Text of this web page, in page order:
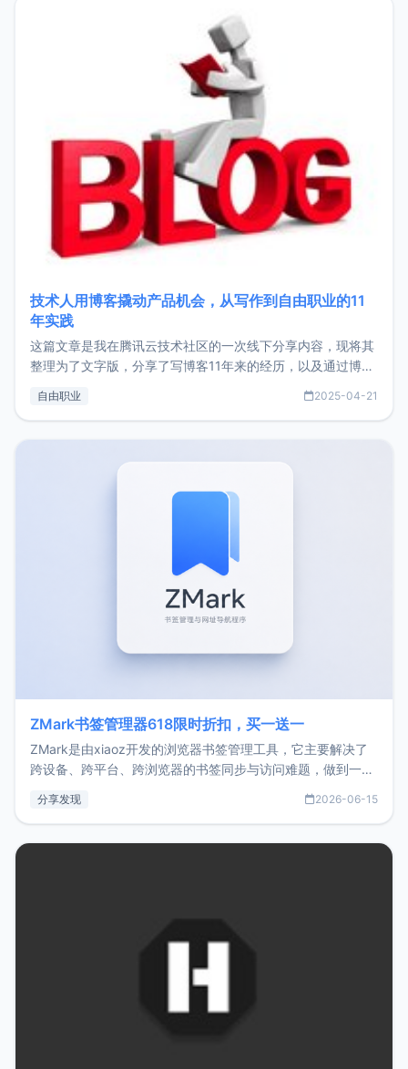
技术人用博客撬动产品机会，从写作到自由职业的11
年实践
这篇文章是我在腾讯云技术社区的一次线下分享内容，现将其
整理为了文字版，分享了写博客11年来的经历，以及通过博客
了我的首个产品ImgURL的真实数据和产品现状。自我介绍大
自由职业 2025-04-21
ZMark书签管理器618限时折扣，买一送一
ZMark是由xiaoz开发的浏览器书签管理工具，它主要解决了
跨设备、跨平台、跨浏览器的书签同步与访问难题，做到一处
用，让管理更高效。ZMark官网地址：
分享发现 2026-06-15